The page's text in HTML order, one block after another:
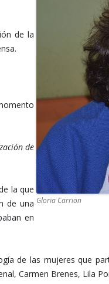
Gloria Carrion
de la
de
la que
de una
en
de las mujeres que
Carmen Brenes, Lila